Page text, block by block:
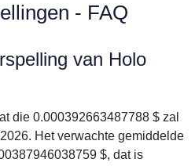
- FAQ
van Holo
die 0.000392663487788 $ zal
Het verwachte gemiddelde
$, dat is